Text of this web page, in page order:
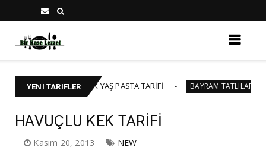
YENI TARIFLER
40-45 KİŞİLİK YAŞ PASTA TARİFİ BAYRAM TATLILARI BAKLAVALI
HAVUÇLU KEK TARİFİ
Kasım 20, 2013 NEW